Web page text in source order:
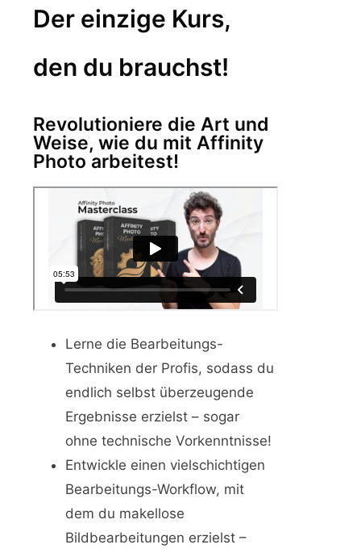
Der einzige Kurs,
den du brauchst!
Revolutioniere die Art und
Weise, wie du mit Affinity
Photo arbeitest!
Lerne die Bearbeitungs-
Techniken der Profis, sodass du
endlich selbst überzeugende
Ergebnisse erzielst – sogar
ohne technische Vorkenntnisse!
Entwickle einen vielschichtigen
Bearbeitungs-Workflow, mit
dem du makellose
Bildbearbeitungen erzielst –